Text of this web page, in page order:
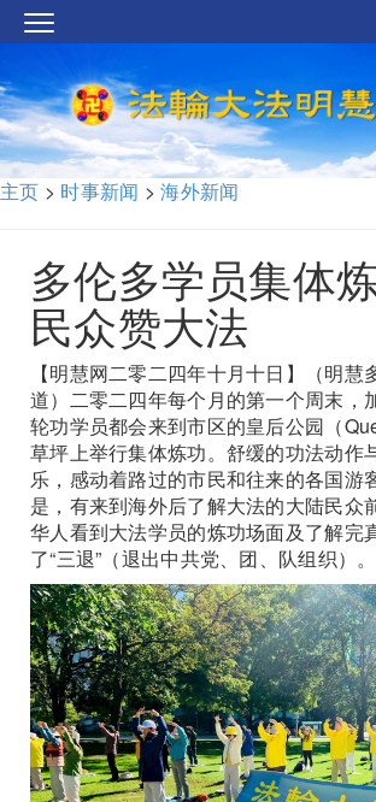
主页 > 时事新闻 >海外新闻
多伦多学员集体
民众赞大法
【明慧网二零二四年十月十日】（明慧
道）二零二四年每个月的第一个周末，
轮功学员都会来到市区的皇后公园（
草坪上举行集体炼功。舒缓的功法动作
乐，感动着路过的市民和往来的各国游
是，有来到海外后了解大法的大陆民众
华人看到大法学员的炼功场面及了解完
了“三退”（退出中共党、团、队组织）。